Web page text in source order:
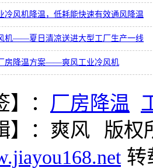
冷风机降温，低耗能快速有效通风降温
机——夏日清凉送进大型工厂生产一线
房降温方案——爽风工业冷风机
】： 厂房降温
】： 爽风
版权
转